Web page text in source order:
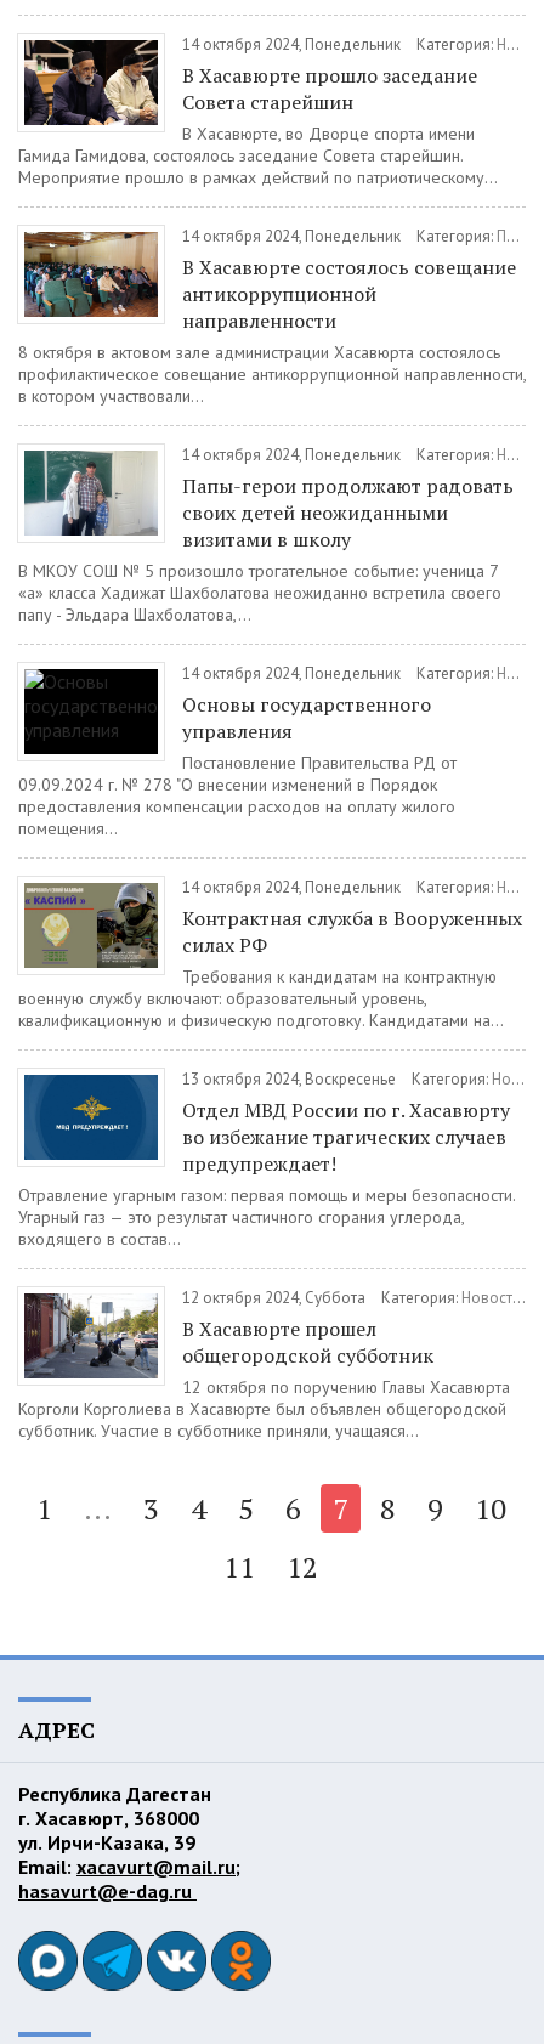
14 октября 2024, Понедельник Категория: Новости
В Хасавюрте прошло заседание
Совета старейшин
В Хасавюрте, во Дворце спорта имени
Гамида Гамидова, состоялось заседание Совета старейшин.
Мероприятие прошло в рамках действий по патриотическому...
14 октября 2024, Понедельник Категория: Противодействие коррупции
В Хасавюрте состоялось совещание
антикоррупционной
направленности
8 октября в актовом зале администрации Хасавюрта состоялось
профилактическое совещание антикоррупционной направленности,
в котором участвовали...
14 октября 2024, Понедельник Категория: Новости
Папы-герои продолжают радовать
своих детей неожиданными
визитами в школу
В МКОУ СОШ № 5 произошло трогательное событие: ученица 7
«а» класса Хадижат Шахболатова неожиданно встретила своего
папу - Эльдара Шахболатова,...
14 октября 2024, Понедельник Категория: Новости
Основы государственного
управления
Постановление Правительства РД от
09.09.2024 г. № 278 "О внесении изменений в Порядок
предоставления компенсации расходов на оплату жилого
помещения...
14 октября 2024, Понедельник Категория: Новости
Контрактная служба в Вооруженных
силах РФ
Требования к кандидатам на контрактную
военную службу включают: образовательный уровень,
квалификационную и физическую подготовку. Кандидатами на...
13 октября 2024, Воскресенье Категория: Новости
Отдел МВД России по г. Хасавюрту
во избежание трагических случаев
предупреждает!
Отравление угарным газом: первая помощь и меры безопасности.
Угарный газ — это результат частичного сгорания углерода,
входящего в состав...
12 октября 2024, Суббота Категория: Новости /
В Хасавюрте прошел
общегородской субботник
12 октября по поручению Главы Хасавюрта
Корголи Корголиева в Хасавюрте был объявлен общегородской
субботник. Участие в субботнике приняли, учащаяся...
1 ... 3 4 5 6 7 8 9
10
11
12
АДРЕС
Республика Дагестан
г. Хасавюрт, 368000
ул. Ирчи-Казака, 39
Email: xacavurt@mail.ru;
hasavurt@e-dag.ru